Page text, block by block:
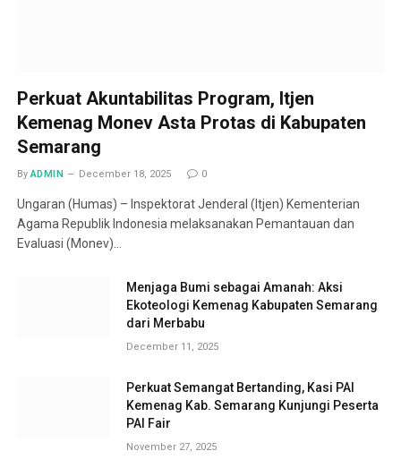
Perkuat Akuntabilitas Program, Itjen
Kemenag Monev Asta Protas di Kabupaten
Semarang
By ADMIN December 18, 2025 0
Ungaran (Humas) – Inspektorat Jenderal (Itjen) Kementerian
Agama Republik Indonesia melaksanakan Pemantauan dan
Evaluasi (Monev)…
Menjaga Bumi sebagai Amanah: Aksi
Ekoteologi Kemenag Kabupaten Semarang
dari Merbabu
December 11, 2025
Perkuat Semangat Bertanding, Kasi PAI
Kemenag Kab. Semarang Kunjungi Peserta
PAI Fair
November 27, 2025